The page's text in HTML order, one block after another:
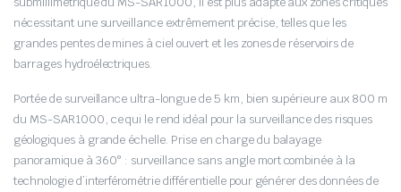
nécessitant une surveillance extrêmement précise, telles que les
grandes pentes de mines à ciel ouvert et les zones de réservoirs de
barrages hydroélectriques.
Portée de surveillance ultra-longue de 5 km, bien supérieure aux 800 m
du MS-SAR1000, ce qui le rend idéal pour la surveillance des risques
géologiques à grande échelle. Prise en charge du balayage
panoramique à 360° : surveillance sans angle mort combinée à la
technologie d’interférométrie différentielle pour générer des données de